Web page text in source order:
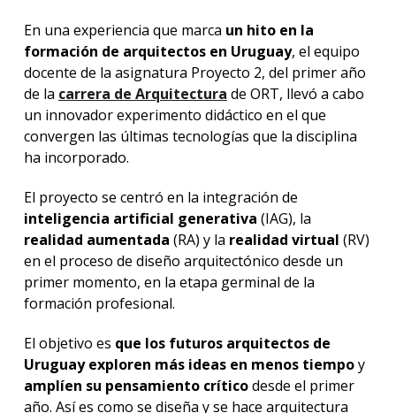
En una experiencia que marca un hito en la
formación de arquitectos en Uruguay, el equipo
docente de la asignatura Proyecto 2, del primer año
de la carrera de Arquitectura de ORT, llevó a cabo
un innovador experimento didáctico en el que
convergen las últimas tecnologías que la disciplina
ha incorporado.
El proyecto se centró en la integración de
inteligencia artificial generativa (IAG), la
realidad aumentada (RA) y la realidad virtual (RV)
en el proceso de diseño arquitectónico desde un
primer momento, en la etapa germinal de la
formación profesional.
El objetivo es que los futuros arquitectos de
Uruguay exploren más ideas en menos tiempoy
amplíen su pensamiento críticodesde el primer
año. Así es como se diseña y se hace arquitectura